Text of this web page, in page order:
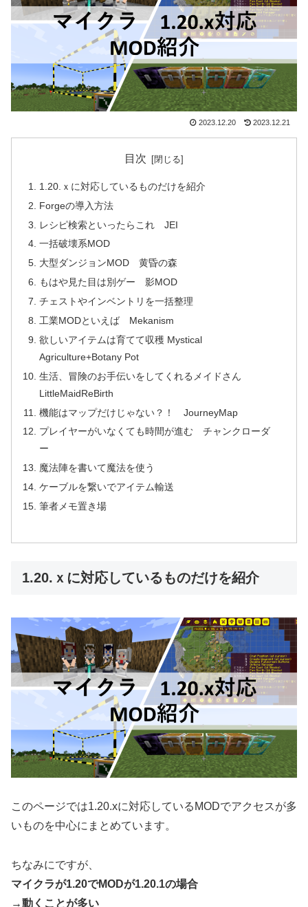
2023.12.20 2023.12.21
目次
1.20.ｘに対応しているものだけを紹介
Forgeの導入方法
レシピ検索といったらこれ JEI
一括破壊系MOD
大型ダンジョンMOD 黄昏の森
もはや見た目は別ゲー 影MOD
チェストやインベントリを一括整理
工業MODといえば Mekanism
欲しいアイテムは育てて収穫 Mystical
Agriculture+Botany Pot
生活、冒険のお手伝いをしてくれるメイドさん
LittleMaidReBirth
機能はマップだけじゃない？！ JourneyMap
プレイヤーがいなくても時間が進む チャンクローダ
ー
魔法陣を書いて魔法を使う
ケーブルを繋いでアイテム輸送
筆者メモ置き場
1.20.ｘに対応しているものだけを紹介
このページでは1.20.xに対応しているMODでアクセスが多
いものを中心にまとめています。
ちなみにですが、
マイクラが1.20でMODが1.20.1の場合
→動くことが多い